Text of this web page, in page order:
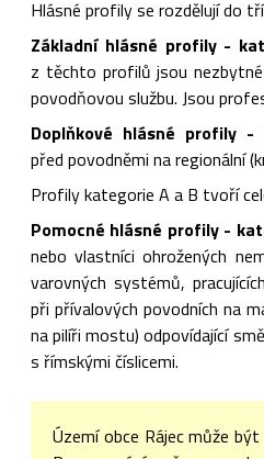
Hlásné profily se rozdělují do
Základní hlásné profily -
z těchto profilů jsou
povodňovou službu. Jsou
Doplňkové hlásné profily
před povodněmi na regionální
Profily kategorie A a B tvoří
Pomocné hlásné profily -
nebo vlastníci ohrožených
varovných systémů,
při přívalových povodních na
na pilíři mostu) odpovídající
s římskými číslicemi.
Území obce Rájec může